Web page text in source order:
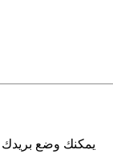
يمكنك وضع بريدك